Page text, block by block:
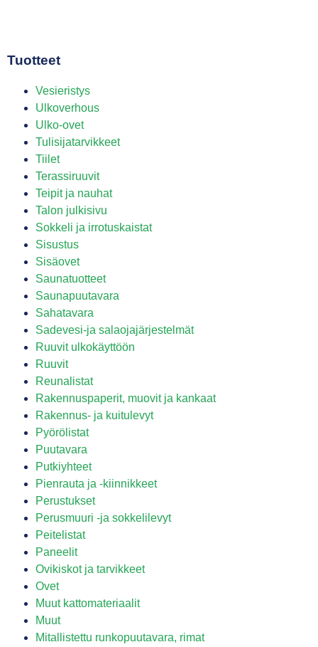
Tuotteet
Vesieristys
Ulkoverhous
Ulko-ovet
Tulisijatarvikkeet
Tiilet
Terassiruuvit
Teipit ja nauhat
Talon julkisivu
Sokkeli ja irrotuskaistat
Sisustus
Sisäovet
Saunatuotteet
Saunapuutavara
Sahatavara
Sadevesi-ja salaojajärjestelmät
Ruuvit ulkokäyttöön
Ruuvit
Reunalistat
Rakennuspaperit, muovit ja kankaat
Rakennus- ja kuitulevyt
Pyörölistat
Puutavara
Putkiyhteet
Pienrauta ja -kiinnikkeet
Perustukset
Perusmuuri -ja sokkelilevyt
Peitelistat
Paneelit
Ovikiskot ja tarvikkeet
Ovet
Muut kattomateriaalit
Muut
Mitallistettu runkopuutavara, rimat